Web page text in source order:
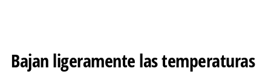
Bajan ligeramente las temperaturas